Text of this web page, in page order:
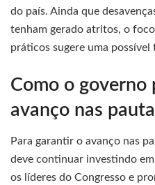
do país. Ainda que
tenham gerado atritos, o
práticos sugere uma possível
Como o governo
avanço nas
Para garantir o avanço nas
deve continuar investindo
os líderes do Congresso e